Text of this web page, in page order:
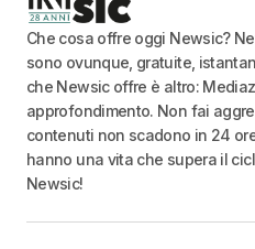
Che cosa offre oggi Newsic?
sono ovunque, gratuite,
che Newsic offre è altro:
approfondimento. Non fai
contenuti non scadono in 24
hanno una vita che supera il
Newsic!